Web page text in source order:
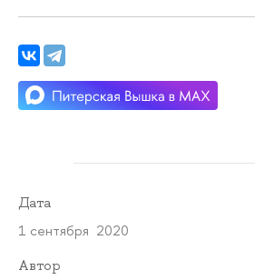
Дата
1 сентября 2020
Автор